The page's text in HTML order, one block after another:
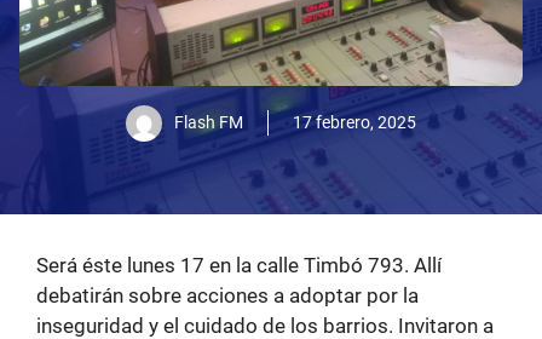
Flash FM 17 febrero, 2025
Será éste lunes 17 en la calle Timbó 793. Allí
debatirán sobre acciones a adoptar por la
inseguridad y el cuidado de los barrios. Invitaron a